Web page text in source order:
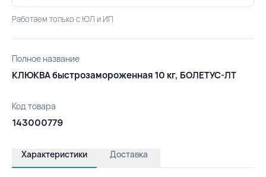
Работаем только с ЮЛ и ИП
Полное название
КЛЮКВА быстрозамороженная 10 кг, БОЛЕТУС-ЛТ
Код товара
143000779
Характеристики Доставка